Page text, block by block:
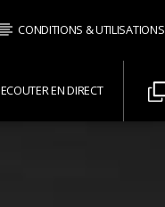
CONDITIONS & UTILISATIONS
ECOUTER EN DIRECT